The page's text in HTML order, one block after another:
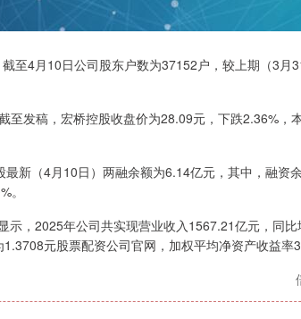
至4月10日公司股东户数为37152户，较上期（3月
至发稿，宏桥控股收盘价为28.09元，下跌2.36%
最新（4月10日）两融余额为6.14亿元，其中，融资
。
示，2025年公司共实现营业收入1567.21亿元，同
元股票配资公司官网，加权平均净资产收益率